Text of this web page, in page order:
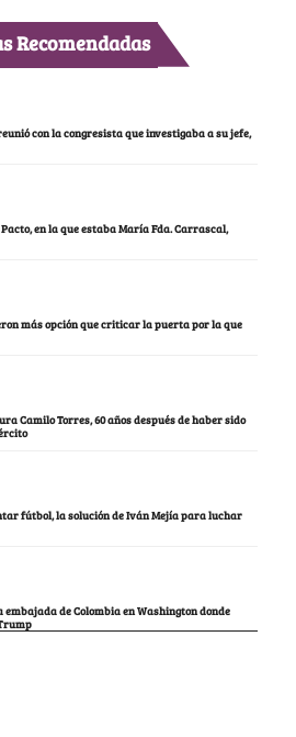
Recomendadas
con la congresista que investigaba a su jefe,
en la que estaba María Fda. Carrascal,
más opción que criticar la puerta por la que
Camilo Torres, 60 años después de haber sido
fútbol, la solución de Iván Mejía para luchar
embajada de Colombia en Washington donde